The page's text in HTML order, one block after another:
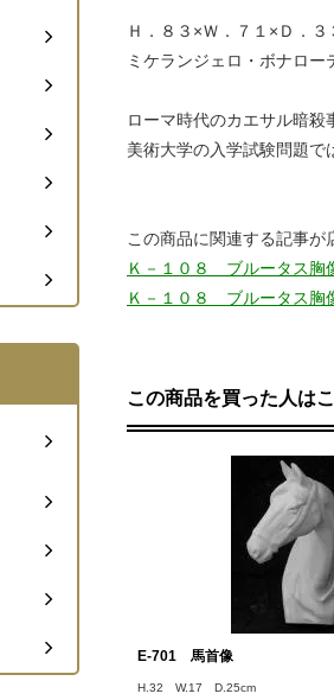
Ｈ．８３×Ｗ．７１×Ｄ．３
ミケランジェロ・ボナロ
ローマ時代のカエサル暗殺
美術大学の入学試験問題
この商品に関連する記事が
Ｋ－１０８ ブルータス
Ｋ－１０８ ブルータス
この商品を買った人は
E-701 馬首像
H.32 W.17 D.25cm